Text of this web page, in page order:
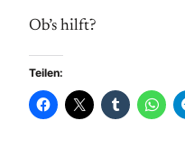
Ob’s hilft?
Teilen: